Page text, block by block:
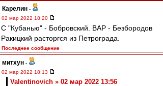
Карелин -
02 мар 2022 18:20
С "Кубанью" - Бобровский. ВАР - Безбородов
Ракицкий расторгся из Петрограда.
Последнее сообщение
митхун -
02 мар 2022 18:13
Valentinovich » 02 мар 2022 13:56